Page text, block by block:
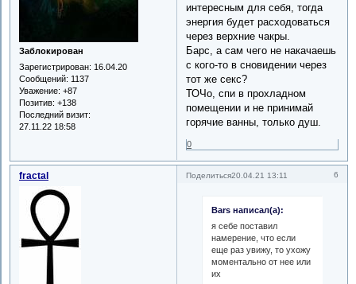
Заблокирован
Зарегистрирован: 16.04.20
Сообщений: 1137
Уважение: +87
Позитив: +138
Последний визит:
27.11.22 18:58
интересным для себя, тогда
энергия будет расходоваться
через верхние чакры.
Барс, а сам чего не накачаешь
с кого-то в сновидении через
тот же секс?
ТОЧо, спи в прохладном
помещении и не принимай
горячие ванны, только душ.
0
Поделиться 6
20.04.21 13:11
fractal
Bars написал(а):
я себе поставил
намерение, что если
еще раз увижу, то ухожу
моментально от нее или
их